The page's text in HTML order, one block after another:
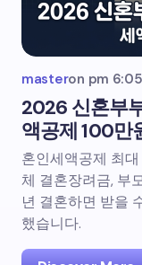
masteron pm 6:05
2026 신혼부
액공제 100만
혼인세액공제 최
체 결혼장려금, 부
년 결혼하면 받을
했습니다.